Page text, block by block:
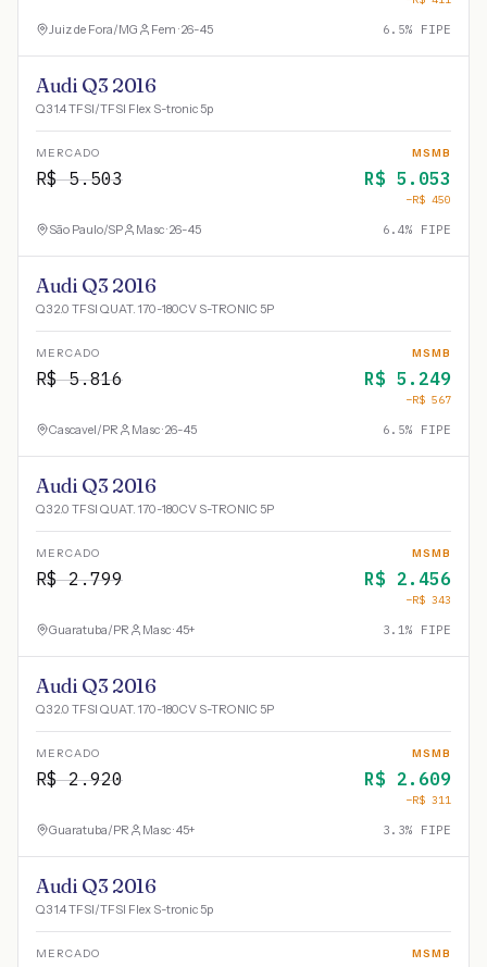
Juiz de Fora/MG Fem · 26-45 6.5% FIPE
Audi Q3 2016
Q3 1.4 TFSI/TFSI Flex S-tronic 5p
MERCADO
R$5.503
MSMB
R$ 5.053
−R$ 450
São Paulo/SP Masc · 26-45 6.4% FIPE
Audi Q3 2016
Q3 2.0 TFSI QUAT. 170-180CV S-TRONIC 5P
MERCADO
R$5.816
MSMB
R$ 5.249
−R$ 567
Cascavel/PR Masc · 26-45 6.5% FIPE
Audi Q3 2016
Q3 2.0 TFSI QUAT. 170-180CV S-TRONIC 5P
MERCADO
R$2.799
MSMB
R$ 2.456
−R$ 343
Guaratuba/PR Masc · 45+ 3.1% FIPE
Audi Q3 2016
Q3 2.0 TFSI QUAT. 170-180CV S-TRONIC 5P
MERCADO
R$2.920
MSMB
R$ 2.609
−R$ 311
Guaratuba/PR Masc · 45+ 3.3% FIPE
Audi Q3 2016
Q3 1.4 TFSI/TFSI Flex S-tronic 5p
MERCADO MSMB